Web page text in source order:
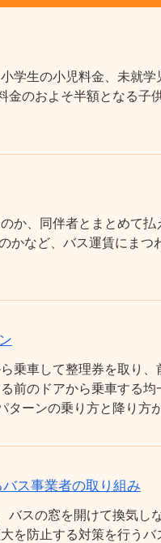
学生の小児料金、未就学
のおよそ半額となる
か、同伴者とまとめて
など、バス運賃にまつ
乗車して整理券を取り
前のドアから乗車する
ーンの乗り方と降り方
ス事業者の取り組み
スの窓を開けて換気し
を防止する対策を行うバ